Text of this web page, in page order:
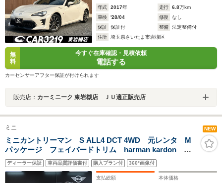
年式
2017年 走行 6.8万km
車検
'28/04 修復
なし
保証
保証付 整備
法定整備付
住所
埼玉県さいたま市岩槻区
無
料
今すぐ在庫確認・見積依頼
電話する
カーセンサーアフター保証が付けられます
販売店： カーミニーク 東岩槻店 ＪＵ適正販売店
ミニ NEW
ミニカントリーマン S ALL4 DCT 4WD 元レンタ M
パッケージ フェイバードトリム harman kardon 純
正19インチアルミ 追従型クルコン メモリ機能付パワ
ーシート シートヒーター ステアリングヒーター 全
周囲カメラ 電動リアゲート
ディーラー保証 車両品質評価書付 購入プラン付 360°画像付
支払総額 本体価格